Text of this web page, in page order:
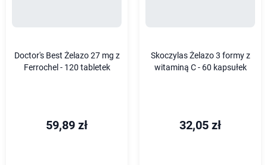
Doctor's Best Żelazo 27 mg z
Ferrochel - 120 tabletek
59,89 zł
Skoczylas Żelazo 3 formy z
witaminą C - 60 kapsułek
32,05 zł